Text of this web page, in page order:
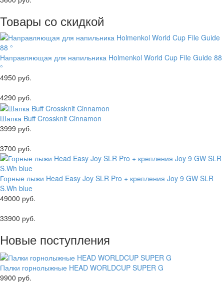
Товары со скидкой
Направляющая для напильника Holmenkol World Cup File Guide 88
°
4950 руб.
4290 руб.
Шапка Buff Crossknit Cinnamon
3999 руб.
3700 руб.
Горные лыжи Head Easy Joy SLR Pro + крепления Joy 9 GW SLR
S.Wh blue
49000 руб.
33900 руб.
Новые поступления
Палки горнолыжные HEAD WORLDCUP SUPER G
9900 руб.